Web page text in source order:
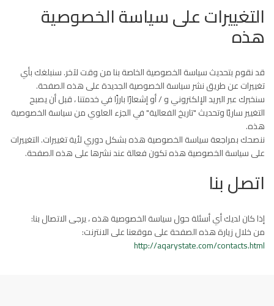
التغييرات على سياسة الخصوصية
هذه
قد نقوم بتحديث سياسة الخصوصية الخاصة بنا من وقت لآخر. سنبلغك بأي
تغييرات عن طريق نشر سياسة الخصوصية الجديدة على هذه الصفحة.
سنخبرك عبر البريد الإلكتروني و / أو إشعارًا بارزًا في خدمتنا ، قبل أن يصبح
التغيير ساريًا وتحديث "تاريخ الفعالية" في الجزء العلوي من سياسة الخصوصية
هذه.
ننصحك بمراجعة سياسة الخصوصية هذه بشكل دوري لأية تغييرات. التغييرات
على سياسة الخصوصية هذه تكون فعالة عند نشرها على هذه الصفحة.
اتصل بنا
إذا كان لديك أي أسئلة حول سياسة الخصوصية هذه ، يرجى الاتصال بنا:
من خلال زيارة هذه الصفحة على موقعنا على الانترنت:
http://aqarystate.com/contacts.html